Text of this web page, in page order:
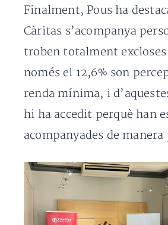
Finalment, Pous ha
Càritas s’acompanya
troben totalment
només el 12,6% son
renda mínima, i
hi ha accedit perquè han
acompanyades de